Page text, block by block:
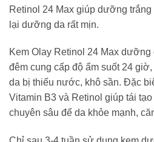
Retinol 24 Max giúp dưỡng
lại dưỡng da rất mịn.
Kem Olay Retinol 24 Max dưỡng
đêm cung cấp độ ẩm suốt 24
da bị thiếu nước, khô sần. Đặc
Vitamin B3 và Retinol giúp tái
chuyên sâu để da khỏe mạnh,